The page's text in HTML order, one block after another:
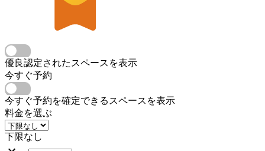
優良認定されたスペースを表示
今すぐ予約
今すぐ予約を確定できるスペースを表示
料金を選ぶ
下限なし